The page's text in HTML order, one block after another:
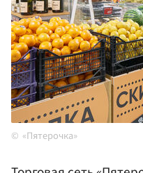
«Пятерочка»